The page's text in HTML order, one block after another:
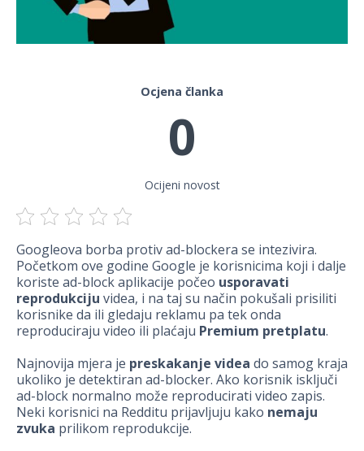
Ocjena članka
0
Ocijeni novost
Googleova borba protiv ad-blockera se intezivira.
Početkom ove godine Google je korisnicima koji i dalje
koriste ad-block aplikacije počeo usporavati
reprodukciju videa, i na taj su način pokušali prisiliti
korisnike da ili gledaju reklamu pa tek onda
reproduciraju video ili plaćaju Premium pretplatu.
Najnovija mjera je preskakanje videa do samog kraja
ukoliko je detektiran ad-blocker. Ako korisnik isključi
ad-block normalno može reproducirati video zapis.
Neki korisnici na Redditu prijavljuju kako nemaju
zvuka prilikom reprodukcije.